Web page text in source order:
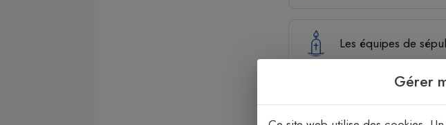
Les équipes de
Pastorale des
Gérer